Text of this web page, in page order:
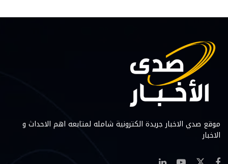
موقع صدي الاخبار جريدة الكترونية شامله لمتابعه اهم الاحداث و
الاخبار